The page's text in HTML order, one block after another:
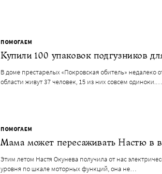
ПОМОГАЕМ
Купили 100 упаковок подгузников
В доме престарелых «Покровская обитель» недалеко
области живут 37 человек, 15 из них совсем одиноки.…
ПОМОГАЕМ
Мама может пересаживать Настю в
Этим летом Настя Окунева получила от нас
уровня по шкале моторных функций, она не…